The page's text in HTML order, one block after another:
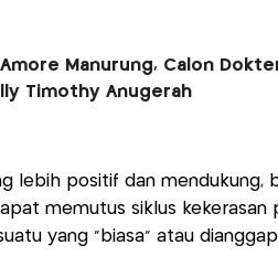
Manurung, Calon
Timothy Anugerah
lebih positif dan mendukung,
memutus siklus kekerasan
yang “biasa” atau dianggap